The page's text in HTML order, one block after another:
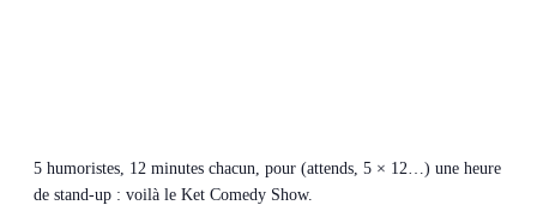
5 humoristes, 12 minutes chacun, pour (attends, 5 × 12…) une heure
de stand-up : voilà le Ket Comedy Show.